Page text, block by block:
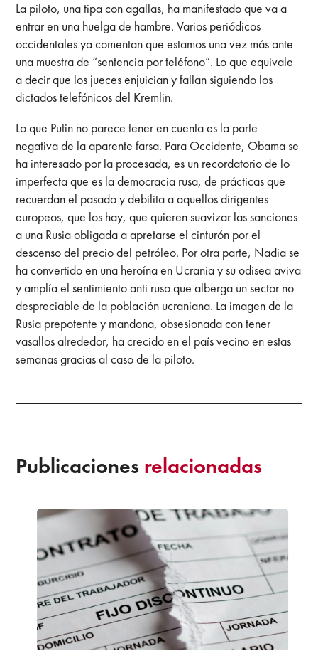
La piloto, una tipa con agallas, ha manifestado que va a
entrar en una huelga de hambre. Varios periódicos
occidentales ya comentan que estamos una vez más ante
una muestra de “sentencia por teléfono”. Lo que equivale
a decir que los jueces enjuician y fallan siguiendo los
dictados telefónicos del Kremlin.
Lo que Putin no parece tener en cuenta es la parte
negativa de la aparente farsa. Para Occidente, Obama se
ha interesado por la procesada, es un recordatorio de lo
imperfecta que es la democracia rusa, de prácticas que
recuerdan el pasado y debilita a aquellos dirigentes
europeos, que los hay, que quieren suavizar las sanciones
a una Rusia obligada a apretarse el cinturón por el
descenso del precio del petróleo. Por otra parte, Nadia se
ha convertido en una heroína en Ucrania y su odisea aviva
y amplía el sentimiento anti ruso que alberga un sector no
despreciable de la población ucraniana. La imagen de la
Rusia prepotente y mandona, obsesionada con tener
vasallos alrededor, ha crecido en el país vecino en estas
semanas gracias al caso de la piloto.
Publicaciones relacionadas